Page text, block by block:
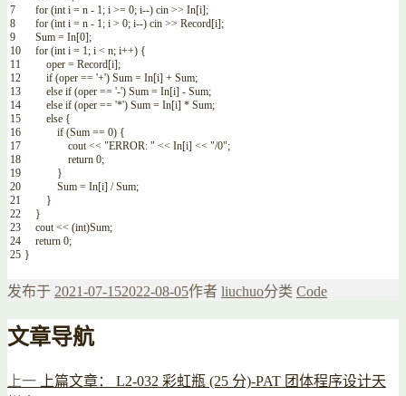
7
8
9
10
11
12
13
14
15
16
17
18
19
20
21
22
23
24
25
for (int i = n - 1; i >= 0; i--) cin >> In[i];
for (int i = n - 1; i > 0; i--) cin >> Record[i];
Sum = In[0];
for (int i = 1; i < n; i++) {
oper = Record[i];
if (oper == '+') Sum = In[i] + Sum;
else if (oper == '-') Sum = In[i] - Sum;
else if (oper == '*') Sum = In[i] * Sum;
else {
if (Sum == 0) {
cout << "ERROR: " << In[i] << "/0";
return 0;
}
Sum = In[i] / Sum;
}
}
cout << (int)Sum;
return 0;
}
发布于 2021-07-152022-08-05作者 liuchuo分类 Code
文章导航
上一 上篇文章：
L2-032 彩虹瓶 (25 分)-PAT 团体程序设计天